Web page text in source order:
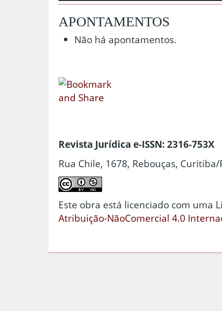
APONTAMENTOS
Não há apontamentos.
Revista Jurídica e-ISSN: 2316-753X
Rua Chile, 1678, Rebouças, Curitiba/
Este obra está licenciado com uma
Atribuição-NãoComercial 4.0